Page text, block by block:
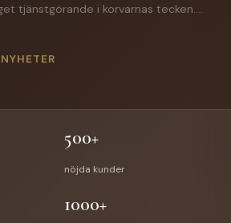
tjänstgörande i korvarnas tecken.
i pension efter 12 år hos oss.
Anette och vi önskar de all lycka till
500+
nöjda kunder
1000+